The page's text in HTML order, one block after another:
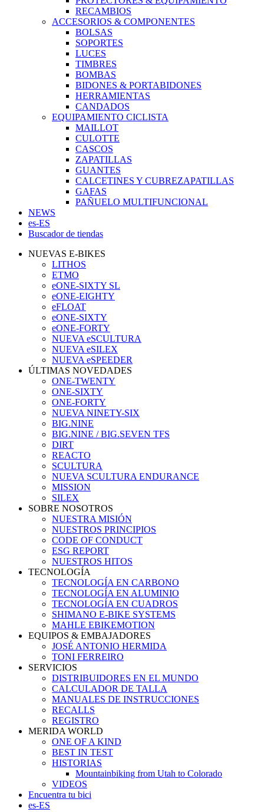
RECAMBIOS
ACCESORIOS & COMPONENTES
BOLSAS
SOPORTES
LUCES
TIMBRES
BOMBAS
BIDONES & PORTABIDONES
HERRAMIENTAS
CANDADOS
EQUIPAMIENTO CICLISTA
MAILLOT
CULOTTE
CASCOS
ZAPATILLAS
GUANTES
CALCETINES Y CUBREZAPATILLAS
GAFAS
PAÑUELO MULTIFUNCIONAL
NEWS
es-ES
Buscador de tiendas
NUEVAS E-BIKES
LITHOS
ETMO
eONE-SIXTY SL
eONE-EIGHTY
eFLOAT
eONE-SIXTY
eONE-FORTY
NUEVA eSCULTURA
NUEVA eSILEX
NUEVA eSPEEDER
ÚLTIMAS NOVEDADES
ONE-TWENTY
ONE-SIXTY
ONE-FORTY
NUEVA NINETY-SIX
BIG.NINE
BIG.NINE / BIG.SEVEN TFS
DIRT
REACTO
SCULTURA
NUEVA SCULTURA ENDURANCE
MISSION
SILEX
SOBRE NOSOTROS
NUESTRA MISIÓN
NUESTROS PRINCIPIOS
CODE OF CONDUCT
ESG REPORT
NUESTROS HITOS
TECNOLOGÍA
TECNOLOGÍA EN CARBONO
TECNOLOGÍA EN ALUMINIO
TECNOLOGÍA EN CUADROS
SHIMANO E-BIKE SYSTEMS
MAHLE EBIKEMOTION
EQUIPOS & EMBAJADORES
JOSÉ ANTONIO HERMIDA
TONI FERREIRO
SERVICIOS
DISTRIBUIDORES EN EL MUNDO
CALCULADOR DE TALLA
MANUALES DE INSTRUCCIONES
RECALLS
REGISTRO
MERIDA WORLD
ONE OF A KIND
BEST IN TEST
HISTORIAS
Mountainbiking from Utah to Colorado
VIDEOS
Encuentra tu bici
es-ES